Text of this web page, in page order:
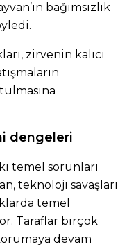
bağımsızlık
zirvenin kalıcı
dengeleri
temel sorunları
teknoloji savaşları
temel
Taraflar birçok
devam